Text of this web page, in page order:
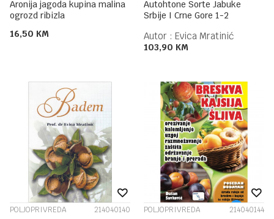
Aronija jagoda kupina malina
ogrozd ribizla
16,50 KM
Autohtone Sorte Jabuke
Srbije I Crne Gore 1-2
Autor : Evica Mratinić
103,90 KM
POLJOPRIVREDA 214040140 POLJOPRIVREDA 214040144